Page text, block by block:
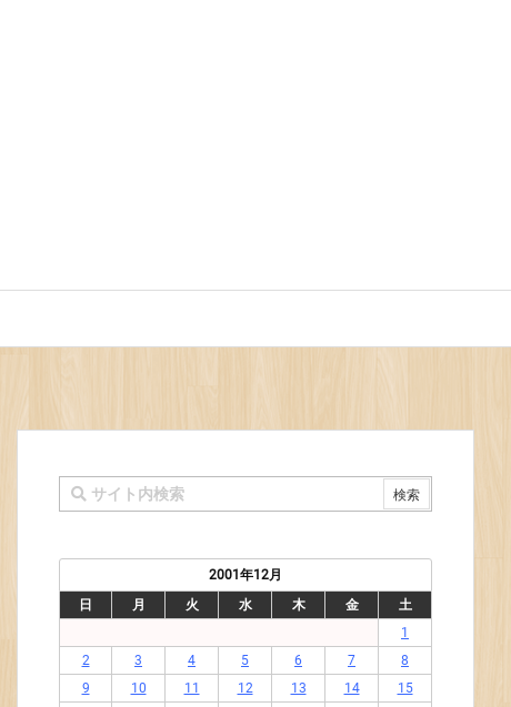
2001年12月
日
月 火 水 木 金
土
1
2
3 4 5 6 7
8
9
10 11 12 13 14
15